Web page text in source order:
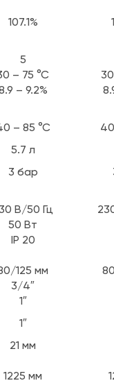
107.1%
5
– 75 °С
– 9.2%
– 85 °С
5.7 л
3 бар
В/50 Гц
50 Вт
IP 20
125 мм
3/4″
1″
1″
21 мм
1225 мм